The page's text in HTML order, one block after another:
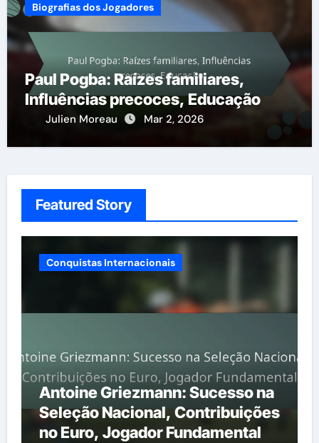
Biografias dos Jogadores
Paul Pogba: Raízes familiares,
Influências precoces, Educação
Julien Moreau Mar 2, 2026
Featured Story
Conquistas Internacionais
Antoine Griezmann: Sucesso na
Seleção Nacional, Contribuições
no Euro, Jogador Fundamental